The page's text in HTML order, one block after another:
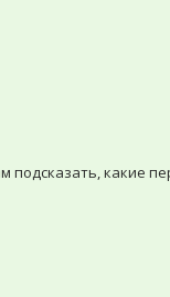
какие